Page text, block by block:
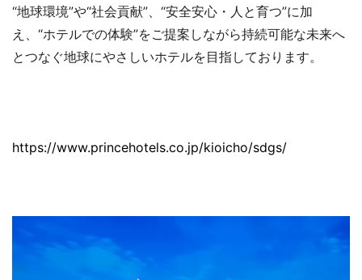
“地球環境”や“社会貢献”、“安全安心・人と育つ”に加
え、“ホテルでの体験”をご提案しながら持続可能な未来へ
とつなぐ地球にやさしいホテルを目指しております。
https://www.princehotels.co.jp/kioicho/sdgs/